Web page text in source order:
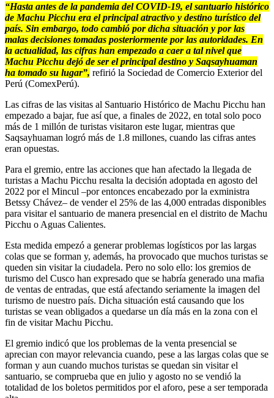
“Hasta antes de la pandemia del COVID-19, el santuario histórico
de Machu Picchu era el principal atractivo y destino turístico del
país. Sin embargo, todo cambió por dicha situación y por las
malas decisiones tomadas posteriormente por las autoridades. En
la actualidad, las cifras han empezado a caer a tal nivel que
Machu Picchu dejó de ser el principal destino y Saqsayhuaman
ha tomado su lugar”, refirió la Sociedad de Comercio Exterior del
Perú (ComexPerú).
Las cifras de las visitas al Santuario Histórico de Machu Picchu han
empezado a bajar, fue así que, a finales de 2022, en total solo poco
más de 1 millón de turistas visitaron este lugar, mientras que
Saqsayhuaman logró más de 1.8 millones, cuando las cifras antes
eran opuestas.
Para el gremio, entre las acciones que han afectado la llegada de
turistas a Machu Picchu resalta la decisión adoptada en agosto del
2022 por el Mincul –por entonces encabezado por la exministra
Betssy Chávez– de vender el 25% de las 4,000 entradas disponibles
para visitar el santuario de manera presencial en el distrito de Machu
Picchu o Aguas Calientes.
Esta medida empezó a generar problemas logísticos por las largas
colas que se forman y, además, ha provocado que muchos turistas se
queden sin visitar la ciudadela. Pero no solo ello: los gremios de
turismo del Cusco han expresado que se habría generado una mafia
de ventas de entradas, que está afectando seriamente la imagen del
turismo de nuestro país. Dicha situación está causando que los
turistas se vean obligados a quedarse un día más en la zona con el
fin de visitar Machu Picchu.
El gremio indicó que los problemas de la venta presencial se
aprecian con mayor relevancia cuando, pese a las largas colas que se
forman y aun cuando muchos turistas se quedan sin visitar el
santuario, se comprueba que en julio y agosto no se vendió la
totalidad de los boletos permitidos por el aforo, pese a ser temporada